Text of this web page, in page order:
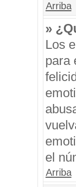
Arriba
»
Los
para
el
Arriba